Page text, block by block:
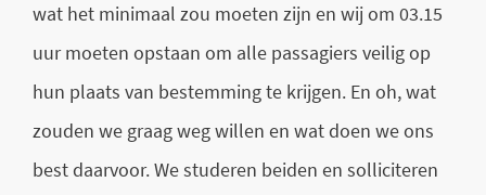
wat het minimaal zou moeten zijn en wij om 03.15
uur moeten opstaan om alle passagiers veilig op
hun plaats van bestemming te krijgen. En oh, wat
zouden we graag weg willen en wat doen we ons
best daarvoor. We studeren beiden en solliciteren